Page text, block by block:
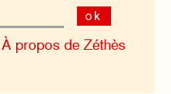
ok
À propos de Zéthès